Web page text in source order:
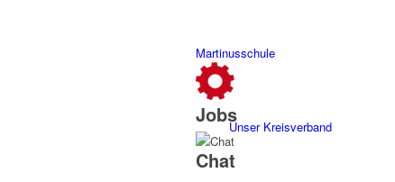
Unser Kreisverband
Martinusschule
Jobs
Chat